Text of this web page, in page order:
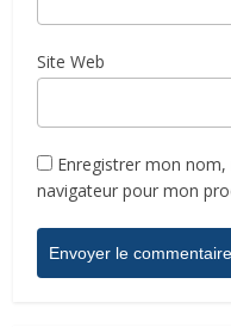
Site Web
Enregistrer mon
navigateur pour mon